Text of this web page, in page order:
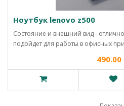
Ноутбук lenovo z500
Состояние и внешний вид -
подойдет для работы в офисных
490.00